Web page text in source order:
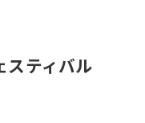
スティバル